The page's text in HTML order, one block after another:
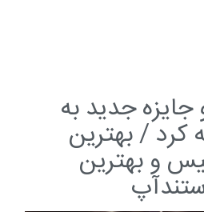
جدید به
کرد / بهترین
و بهترین